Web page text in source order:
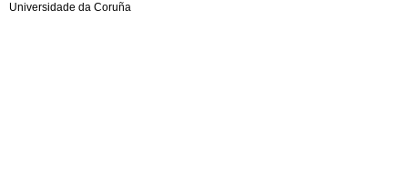
Universidade da Coruña